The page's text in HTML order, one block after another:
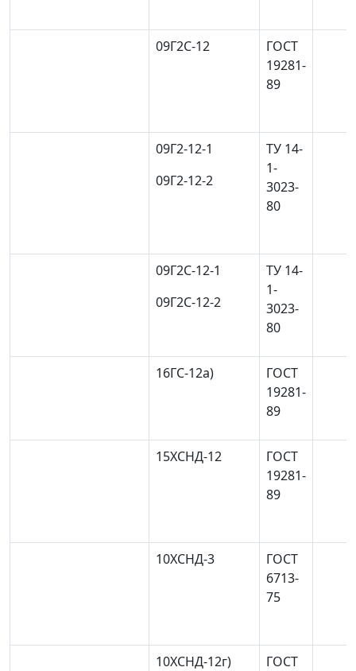
09Г2С-12
ГОСТ
19281-
89
09Г2-12-1
09Г2-12-2
ТУ 14-
1-
3023-
80
09Г2С-12-1
09Г2С-12-2
ТУ 14-
1-
3023-
80
16ГС-12а)
ГОСТ
19281-
89
15ХСНД-12
ГОСТ
19281-
89
10ХСНД-3
ГОСТ
6713-
75
10ХСНД-12г)
ГОСТ